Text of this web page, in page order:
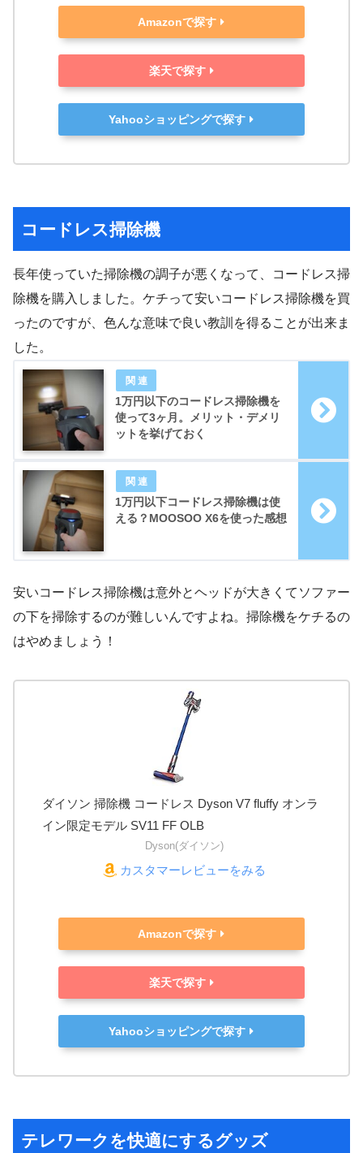
Amazonで探す
楽天で探す
Yahooショッピングで探す
コードレス掃除機
長年使っていた掃除機の調子が悪くなって、コードレス掃
除機を購入しました。ケチって安いコードレス掃除機を買
ったのですが、色んな意味で良い教訓を得ることが出来ま
した。
1万円以下のコードレス掃除機を
使って3ヶ月。メリット・デメリ
ットを挙げておく
1万円以下コードレス掃除機は使
える？MOOSOO X6を使った感想
安いコードレス掃除機は意外とヘッドが大きくてソファー
の下を掃除するのが難しいんですよね。掃除機をケチるの
はやめましょう！
ダイソン 掃除機 コードレス Dyson V7 fluffy オンラ
イン限定モデル SV11 FF OLB
Dyson(ダイソン)
カスタマーレビューをみる
Amazonで探す
楽天で探す
Yahooショッピングで探す
テレワークを快適にするグッズ